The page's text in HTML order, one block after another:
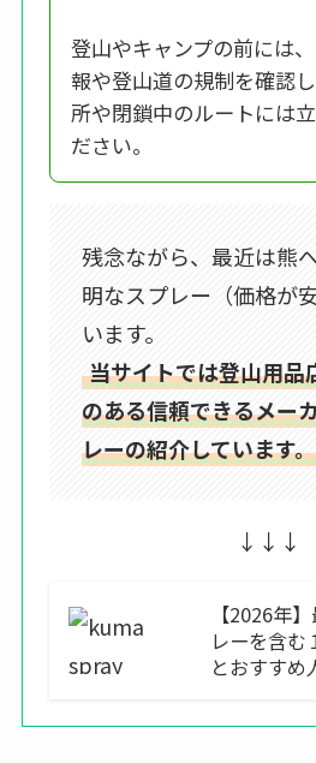
登山やキャンプの前には
報や登山道の規制を確認
所や閉鎖中のルートには
ださい。
残念ながら、最近は熊
明なスプレー（価格が
います。
当サイトでは登山用品
のある信頼できるメー
レーの紹介しています。
↓↓↓
【2026年
レーを含む
とおすすめ